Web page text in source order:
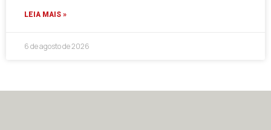
LEIA MAIS »
6 de agosto de 2026